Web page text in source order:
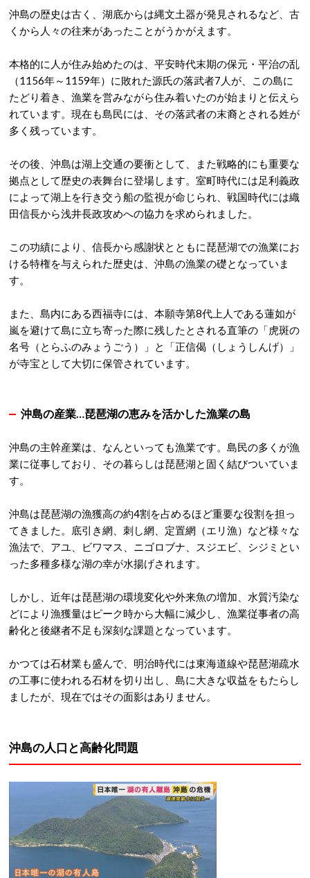
沖島の歴史は古く、湖底からは縄文土器が発見されるなど、古
くから人々の往来があったことがうかがえます。
本格的に人が住み始めたのは、平安時代末期の保元・平治の乱
（1156年～1159年）に敗れた源氏の落武者7人が、この島に
たどり着き、漁業を営みながら住み着いたのが始まりと伝えら
れています。 現在も島民には、その落武者の末裔とされる姓が
多く残っています。
その後、沖島は湖上交通の要衝として、また戦略的にも重要な
拠点として歴史の表舞台に登場します。室町時代には足利義政
によって湖上を行き交う船の監視が命じられ、戦国時代には織
田信長から浅井長政攻めへの協力を求められました。
この功績により、信長から感謝状とともに琵琶湖での漁業にお
ける特権を与えられた歴史は、沖島の漁業の礎となっていま
す。
また、島内にある西福寺には、本願寺第8代上人である蓮如が
嵐を避けて島に立ち寄った際に残したとされる直筆の「虎斑の
名号（とらふのみょうごう）」と「正信偈（しょうしんげ）」
が寺宝として大切に保管されています。
沖島の産業…琵琶湖の恵みを活かした漁業の島
沖島の主幹産業は、なんといっても漁業です。 島民の多くが漁
業に従事しており、その暮らしは琵琶湖と固く結びついていま
す。
沖島は琵琶湖の漁獲高の約4割を占めるほど重要な役割を担っ
てきました。
底引き網、刺し網、定置網（エリ漁）など様々な
漁法で、アユ、ビワマス、ニゴロブナ、スジエビ、シジミとい
った多種多様な湖の幸が水揚げされます。
しかし、近年は琵琶湖の環境変化や外来魚の増加、水質汚染な
どにより漁獲量はピーク時から大幅に減少し、漁業従事者の高
齢化と後継者不足も深刻な課題となっています。
かつては石材業も盛んで、明治時代には東海道線や琵琶湖疏水
の工事に使われる石材を切り出し、島に大きな収益をもたらし
ましたが、現在ではその面影はありません。
沖島の人口と高齢化問題